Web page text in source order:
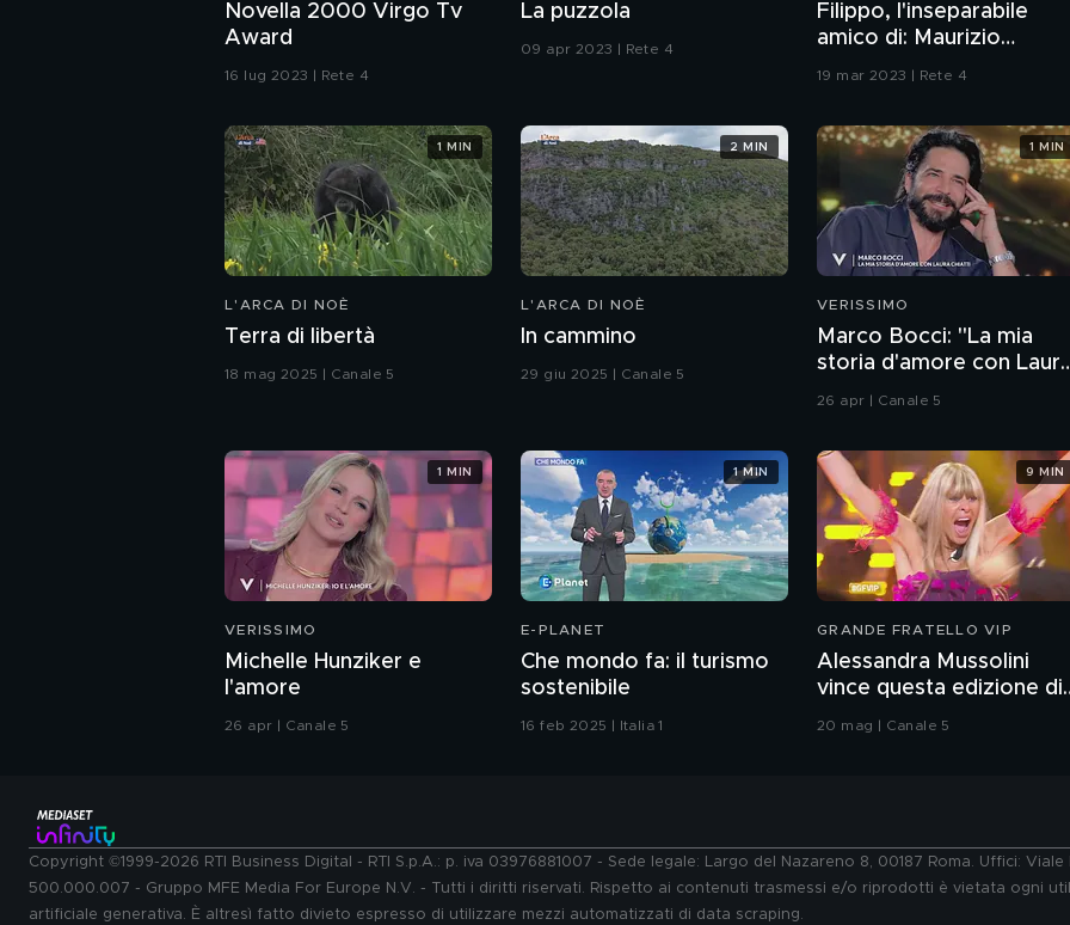
Novella 2000 Virgo Tv
Award
16 lug 2023 | Rete 4
La puzzola
09 apr 2023 | Rete 4
Filippo, l'inseparabile
amico di: Maurizio
Costanzo
19 mar 2023 | Rete 4
L'ARCA DI NOÈ
Terra di libertà
18 mag 2025 | Canale 5
1 MIN
L'ARCA DI NOÈ
In cammino
29 giu 2025 | Canale 5
2 MIN
VERISSIMO
Marco Bocci: "La mia
storia d'amore con
Chiatti"
26 apr | Canale 5
1 MIN
VERISSIMO
Michelle Hunziker e
l'amore
26 apr | Canale 5
1 MIN
E-PLANET
Che mondo fa: il turismo
sostenibile
16 feb 2025 | Italia 1
1 MIN
GRANDE FRATELLO VIP
Alessandra Mussolini
vince questa edizione di
Grande Fratello VIP
20 mag | Canale 5
9 MIN
Copyright ©1999-2026 RTI Business Digital - RTI S.p.A.: p. iva 03976881007 - Sede legale: Largo del Nazareno 8, 00187 Roma. Uffici:
500.000.007 - Gruppo MFE Media For Europe N.V. - Tutti i diritti riservati. Rispetto ai contenuti trasmessi e/o riprodotti è vietata ogni
artificiale generativa. È altresì fatto divieto espresso di utilizzare mezzi automatizzati di data scraping.